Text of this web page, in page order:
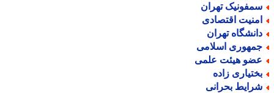
تهران
اقتصادی
تهران
اسلامی
هیئت علمی
زاده
بحرانی